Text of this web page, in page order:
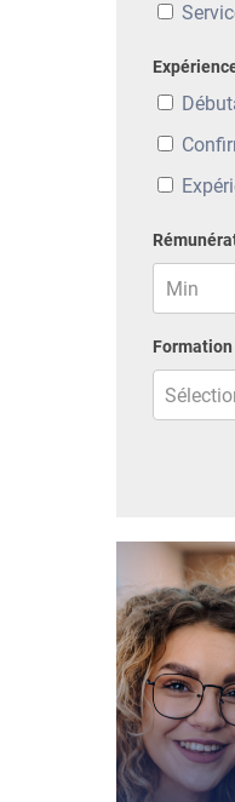
Formation